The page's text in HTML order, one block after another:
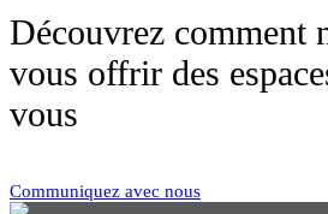
Découvrez comment
vous offrir des
vous
Communiquez avec nous